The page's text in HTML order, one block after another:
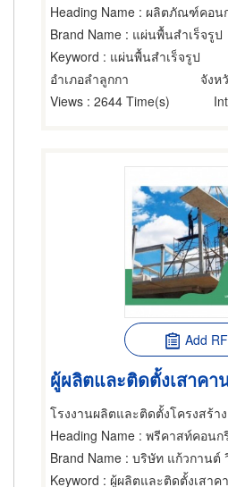
Heading Name : ผลิตภัณฑ์คอนกรีต,ผู้รับเหมาคอนก
Brand Name : แผ่นพื้นสำเร็จรูป
Keyword : แผ่นพื้นสำเร็จรูป
อำเภอลำลูกกา
จังห
Views : 2644 Time(s)
Add
ผู้ผลิตและติดตั้งเสาคา
Heading Name : พรีคาสท์คอนกรีต,ผลิตภัณฑ์คอนกรี
Brand Name : บริษัท แก้วกานต์
Keyword : ผู้ผลิตและติดตั้งเสาค